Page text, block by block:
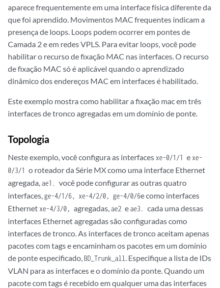
aparece frequentemente em uma interface física diferente da
que foi aprendido. Movimentos MAC frequentes indicam a
presença de loops. Loops podem ocorrer em pontes de
Camada 2 e em redes VPLS. Para evitar loops, você pode
habilitar o recurso de fixação MAC nas interfaces. O recurso
de fixação MAC só é aplicável quando o aprendizado
dinâmico dos endereços MAC em interfaces é habilitado.
Este exemplo mostra como habilitar a fixação mac em três
interfaces de tronco agregadas em um domínio de ponte.
Topologia
Neste exemplo, você configura as interfaces xe-0/1/1 e xe-
0/3/1 o roteador da Série MX como uma interface Ethernet
agregada,ae1. você pode configurar as outras quatro
interfaces, ge-4/1/6, xe-4/2/0, ge-4/0/6e como interfaces
Ethernet xe-4/3/0, agregadas,ae2 eae3. cada uma dessas
interfaces Ethernet agregadas são configuradas como
interfaces de tronco. As interfaces de tronco aceitam apenas
pacotes com tags e encaminham os pacotes em um domínio
de ponte especificado,BD_Trunk_all. Especifique a lista de IDs
VLAN para as interfaces e o domínio da ponte. Quando um
pacote com tags é recebido em qualquer uma das interfaces